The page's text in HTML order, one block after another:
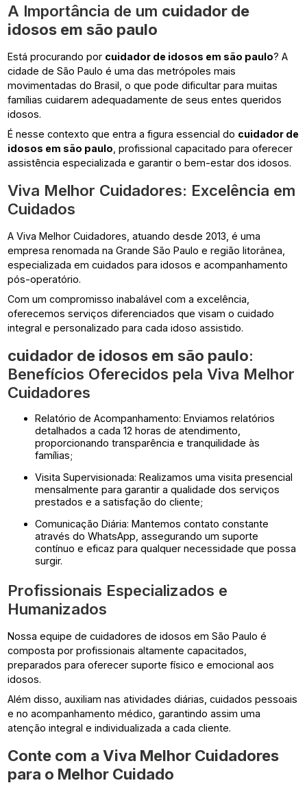
A Importância de um cuidador de
idosos em são paulo
Está procurando por cuidador de idosos em são paulo? A
cidade de São Paulo é uma das metrópoles mais
movimentadas do Brasil, o que pode dificultar para muitas
famílias cuidarem adequadamente de seus entes queridos
idosos.
É nesse contexto que entra a figura essencial do cuidador de
idosos em são paulo , profissional capacitado para oferecer
assistência especializada e garantir o bem-estar dos idosos.
Viva Melhor Cuidadores: Excelência em
Cuidados
A Viva Melhor Cuidadores, atuando desde 2013, é uma
empresa renomada na Grande São Paulo e região litorânea,
especializada em cuidados para idosos e acompanhamento
pós-operatório.
Com um compromisso inabalável com a excelência,
oferecemos serviços diferenciados que visam o cuidado
integral e personalizado para cada idoso assistido.
cuidador de idosos em são paulo:
Benefícios Oferecidos pela Viva Melhor
Cuidadores
Relatório de Acompanhamento: Enviamos relatórios
detalhados a cada 12 horas de atendimento,
proporcionando transparência e tranquilidade às
famílias;
Visita Supervisionada: Realizamos uma visita presencial
mensalmente para garantir a qualidade dos serviços
prestados e a satisfação do cliente;
Comunicação Diária: Mantemos contato constante
através do WhatsApp, assegurando um suporte
contínuo e eficaz para qualquer necessidade que possa
surgir.
Profissionais Especializados e
Humanizados
Nossa equipe de cuidadores de idosos em São Paulo é
composta por profissionais altamente capacitados,
preparados para oferecer suporte físico e emocional aos
idosos.
Além disso, auxiliam nas atividades diárias, cuidados pessoais
e no acompanhamento médico, garantindo assim uma
atenção integral e individualizada a cada cliente.
Conte com a Viva Melhor Cuidadores
para o Melhor Cuidado